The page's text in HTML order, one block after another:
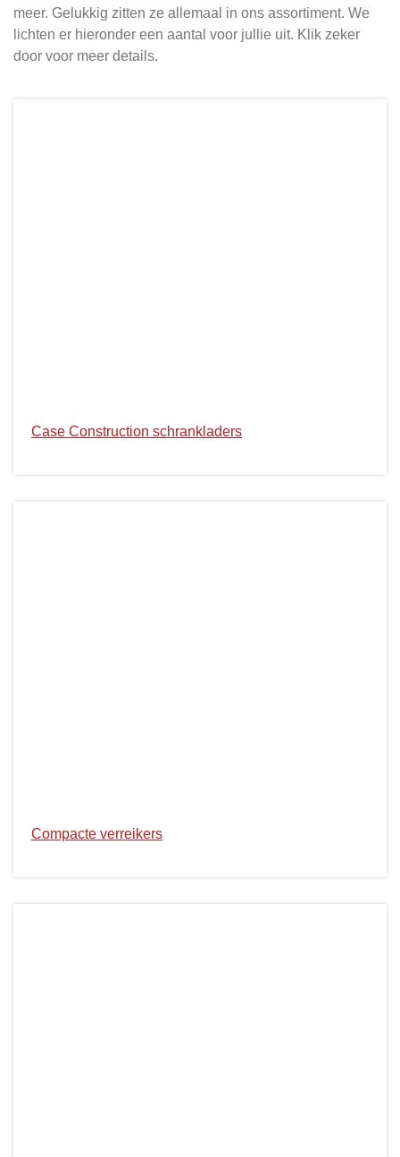
meer. Gelukkig zitten ze allemaal in ons assortiment. We
lichten er hieronder een aantal voor jullie uit. Klik zeker
door voor meer details.
Case Construction schrankladers
Compacte verreikers